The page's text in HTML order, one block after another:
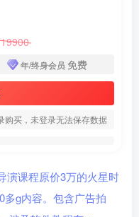
19900
年/终身会员 免费
购买，未登录无法保存数据